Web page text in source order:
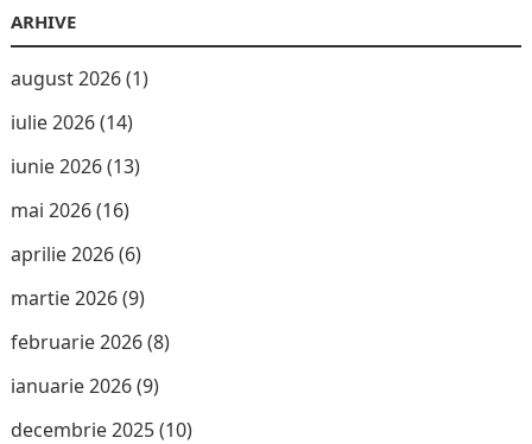
ARHIVE
august 2026(1)
iulie 2026(14)
iunie 2026(13)
mai 2026(16)
aprilie 2026(6)
martie 2026(9)
februarie 2026(8)
ianuarie 2026(9)
decembrie 2025(10)